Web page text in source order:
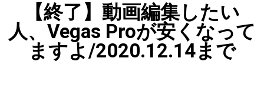
【終了】動画編集したい
人、Vegas Proが安くなって
ますよ/2020.12.14まで